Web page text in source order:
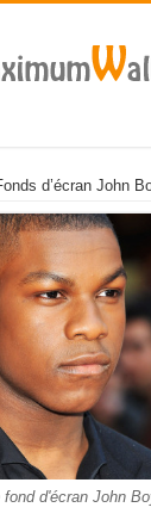
d’écran John
fond d'écran John